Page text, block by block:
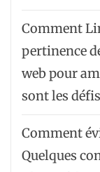
Comment
pertinence
web pour
sont les
Comment
Quelques